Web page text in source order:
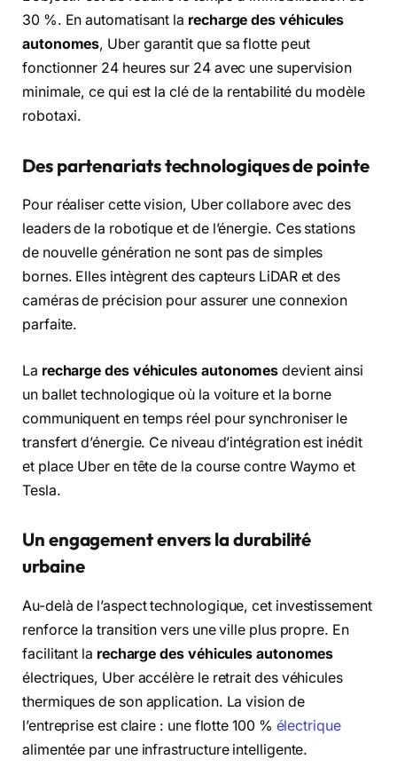
30 %. En automatisant la recharge des véhicules
autonomes, Uber garantit que sa flotte peut
fonctionner 24 heures sur 24 avec une supervision
minimale, ce qui est la clé de la rentabilité du modèle
robotaxi.
Des partenariats technologiques de pointe
Pour réaliser cette vision, Uber collabore avec des
leaders de la robotique et de l’énergie. Ces stations
de nouvelle génération ne sont pas de simples
bornes. Elles intègrent des capteurs LiDAR et des
caméras de précision pour assurer une connexion
parfaite.
La recharge des véhicules autonomes devient ainsi
un ballet technologique où la voiture et la borne
communiquent en temps réel pour synchroniser le
transfert d’énergie. Ce niveau d’intégration est inédit
et place Uber en tête de la course contre Waymo et
Tesla.
Un engagement envers la durabilité
urbaine
Au-delà de l’aspect technologique, cet investissement
renforce la transition vers une ville plus propre. En
facilitant la recharge des véhicules autonomes
électriques, Uber accélère le retrait des véhicules
thermiques de son application. La vision de
l’entreprise est claire : une flotte 100 % électrique
alimentée par une infrastructure intelligente.